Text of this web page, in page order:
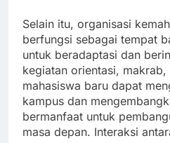
Selain itu, organisasi
berfungsi sebagai tempat
untuk beradaptasi dan
kegiatan orientasi,
mahasiswa baru dapat
kampus dan
bermanfaat untuk
masa depan. Interaksi